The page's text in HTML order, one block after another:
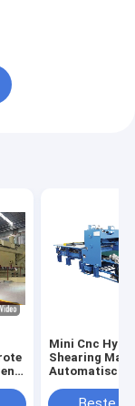
Mini Cnc
Shearing
Automatische
Meter de